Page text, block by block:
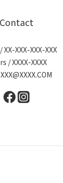
Contact
XXX-XXX-XXX
/ XXXX-XXXX